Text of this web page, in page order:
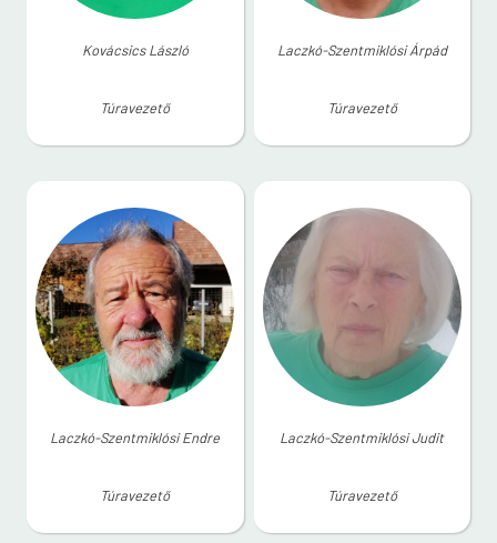
Kovácsics László
Túravezető
Laczkó-Szentmiklósi Árpád
Túravezető
Laczkó-Szentmiklósi Endre
Túravezető
Laczkó-Szentmiklósi Judit
Túravezető